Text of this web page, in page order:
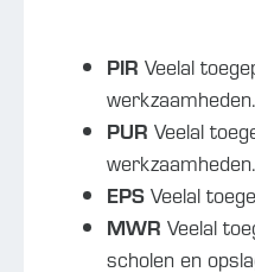
PIR Veelal
werkzaamheden.
PUR Veelal
werkzaamheden.
EPS Veelal
MWR Veelal
scholen en